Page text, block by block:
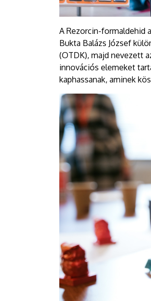
A Rezorcin-formaldehid
Bukta Balázs József
(OTDK), majd nevezett
innovációs elemeket
kaphassanak, aminek